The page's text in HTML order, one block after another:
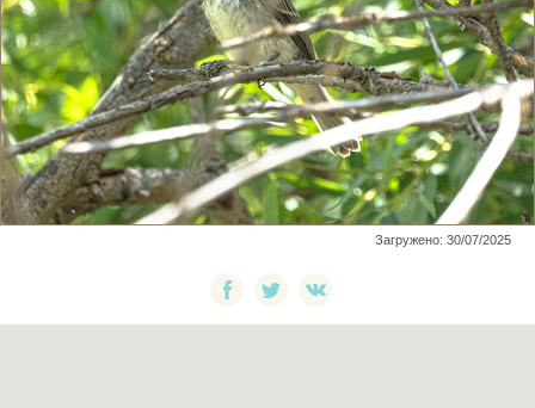
Загружено: 30/07/2025